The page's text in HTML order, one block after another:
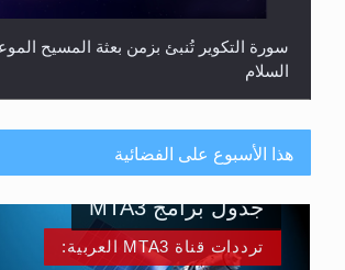
سورة التكوير تُنبئ بزمن بعثة المسيح
السلام
هذا الأسبوع على الفضائية
ترددات قناة MTA3 العربية:
جدول برامج MTA3